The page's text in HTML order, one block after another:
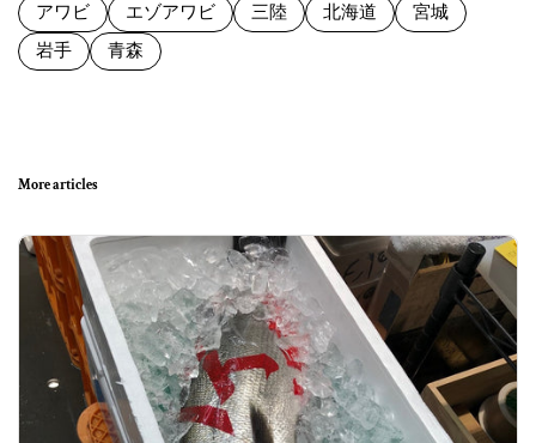
アワビ エゾアワビ 三陸 北海道
宮城
岩手
青森
More articles